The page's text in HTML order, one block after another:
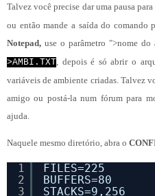
Talvez você precise dar uma pausa
ou então mande a saída do comando
Notepad, use o parâmetro ">nome
>AMBI.TXT , depois é só abrir o
variáveis de ambiente criadas. Talvez
amigo ou postá-la num fórum para
ajuda.
Naquele mesmo diretório, abra o
1
2
3
FILES=225
BUFFERS=80
STACKS=9,256